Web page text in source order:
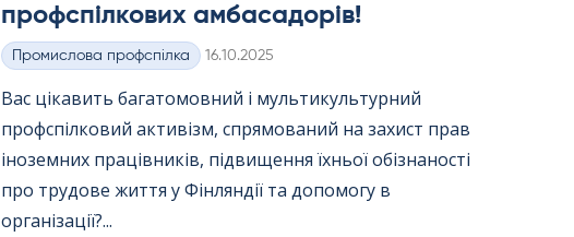
профспілкових амбасадорів!
Категорії
Промислова профспілка Kirjoitettu
16.10.2025
Вас цікавить багатомовний і мультикультурний
профспілковий активізм, спрямований на захист прав
іноземних працівників, підвищення їхньої обізнаності
про трудове життя у Фінляндії та допомогу в
організації?...